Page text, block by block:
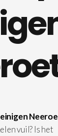
vuil? Is het